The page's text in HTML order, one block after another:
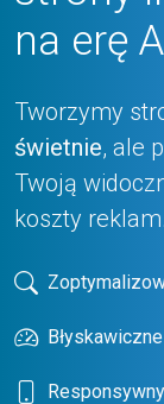
na erę
Tworzymy
świetnie, ale
Twoją
koszty reklam.